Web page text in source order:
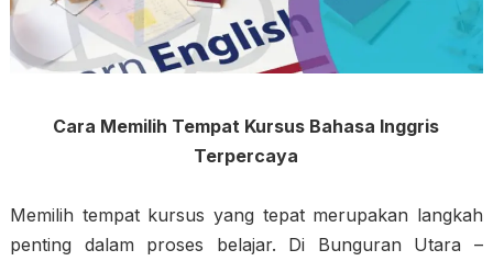
Cara Memilih Tempat Kursus Bahasa Inggris
Terpercaya
Memilih tempat kursus yang tepat merupakan langkah
penting dalam proses belajar. Di Bunguran Utara –